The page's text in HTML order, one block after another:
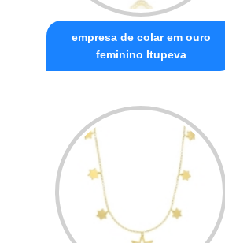
empresa de colar em ouro
feminino Itupeva